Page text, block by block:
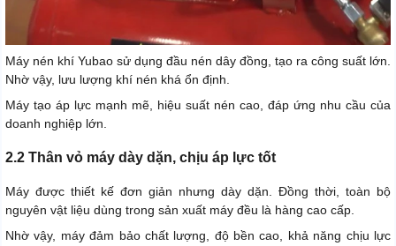
Máy nén khí Yubao sử dụng đầu nén dây đồng, tạo ra công suất lớn.
Nhờ vậy, lưu lượng khí nén khá ổn định.
Máy tạo áp lực mạnh mẽ, hiệu suất nén cao, đáp ứng nhu cầu của
doanh nghiệp lớn.
2.2 Thân vỏ máy dày dặn, chịu áp lực tốt
Máy được thiết kế đơn giản nhưng dày dặn. Đồng thời, toàn bộ
nguyên vật liệu dùng trong sản xuất máy đều là hàng cao cấp.
Nhờ vậy, máy đảm bảo chất lượng, độ bền cao, khả năng chịu lực